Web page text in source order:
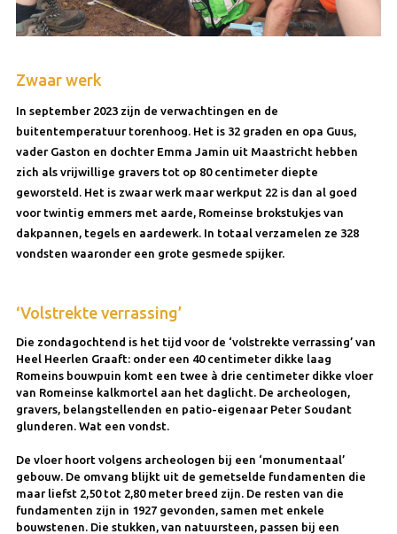
Zwaar werk
In september 2023 zijn de verwachtingen en de
buitentemperatuur torenhoog. Het is 32 graden en opa Guus,
vader Gaston en dochter Emma Jamin uit Maastricht hebben
zich als vrijwillige gravers tot op 80 centimeter diepte
geworsteld. Het is zwaar werk maar werkput 22 is dan al goed
voor twintig emmers met aarde, Romeinse brokstukjes van
dakpannen, tegels en aardewerk. In totaal verzamelen ze 328
vondsten waaronder een grote gesmede spijker.
‘Volstrekte verrassing’
Die zondagochtend is het tijd voor de ‘volstrekte verrassing’ van
Heel Heerlen Graaft: onder een 40 centimeter dikke laag
Romeins bouwpuin komt een twee à drie centimeter dikke vloer
van Romeinse kalkmortel aan het daglicht. De archeologen,
gravers, belangstellenden en patio-eigenaar Peter Soudant
glunderen. Wat een vondst.
De vloer hoort volgens archeologen bij een ‘monumentaal’
gebouw. De omvang blijkt uit de gemetselde fundamenten die
maar liefst 2,50 tot 2,80 meter breed zijn. De resten van die
fundamenten zijn in 1927 gevonden, samen met enkele
bouwstenen. Die stukken, van natuursteen, passen bij een